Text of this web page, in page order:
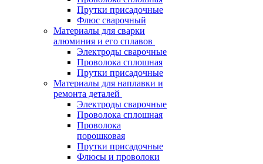
Прутки присадочные
Флюс сварочный
Материалы для сварки
алюминия и его сплавов
Электроды сварочные
Проволока сплошная
Прутки присадочные
Материалы для наплавки и
ремонта деталей
Электроды сварочные
Проволока сплошная
Проволока
порошковая
Прутки присадочные
Флюсы и проволоки